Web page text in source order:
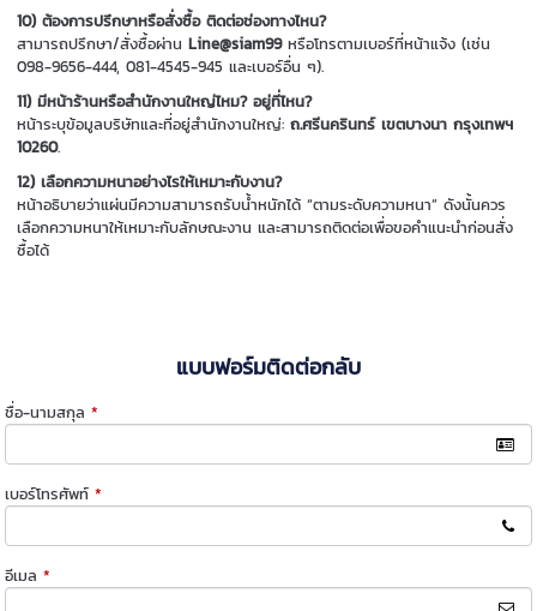
10) ต้องการปรึกษาหรือสั่งซื้อ ติดต่อช่องทางไหน?
สามารถปรึกษา/สั่งซื้อผ่านLine@siam99หรือโทรตามเบอร์ที่หน้าแจ้ง (เช่น
098-9656-444, 081-4545-945 และเบอร์อื่น ๆ).
11) มีหน้าร้านหรือสำนักงานใหญ่ไหม? อยู่ที่ไหน?
หน้าระบุข้อมูลบริษัทและที่อยู่สำนักงานใหญ่:ถ.ศรีนครินทร์ เขตบางนา กรุงเทพฯ
10260.
12) เลือกความหนาอย่างไรให้เหมาะกับงาน?
หน้าอธิบายว่าแผ่นมีความสามารถรับน้ำหนักได้ “ตามระดับความหนา” ดังนั้นควร
เลือกความหนาให้เหมาะกับลักษณะงาน และสามารถติดต่อเพื่อขอคำแนะนำก่อนสั่ง
ซื้อได้
แบบฟอร์มติดต่อกลับ
ชื่อ-นามสกุล *
เบอร์โทรศัพท์ *
อีเมล *